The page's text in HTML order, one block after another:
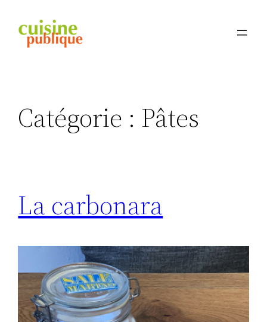
contenu
Catégorie : Pâtes
La carbonara